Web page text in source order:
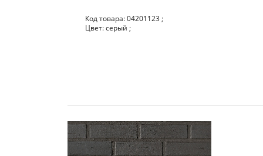
Код товара: 04201123 ;
Цвет: серый ;